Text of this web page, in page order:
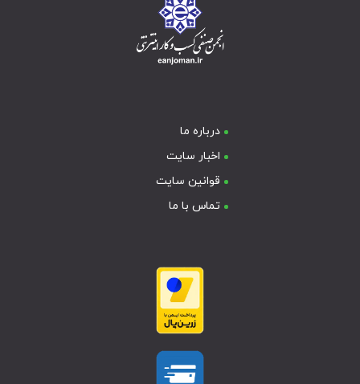
درباره ما
اخبار سایت
قوانین سایت
تماس با ما